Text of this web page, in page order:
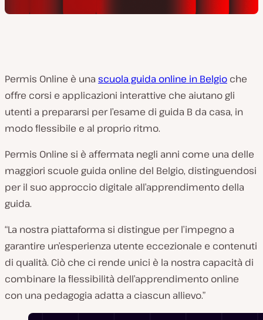
Permis Online è una scuola guida online in Belgio che
offre corsi e applicazioni interattive che aiutano gli
utenti a prepararsi per l’esame di guida B da casa, in
modo flessibile e al proprio ritmo.
Permis Online si è affermata negli anni come una delle
maggiori scuole guida online del Belgio, distinguendosi
per il suo approccio digitale all’apprendimento della
guida.
“La nostra piattaforma si distingue per l’impegno a
garantire un’esperienza utente eccezionale e contenuti
di qualità. Ciò che ci rende unici è la nostra capacità di
combinare la flessibilità dell’apprendimento online
con una pedagogia adatta a ciascun allievo.”